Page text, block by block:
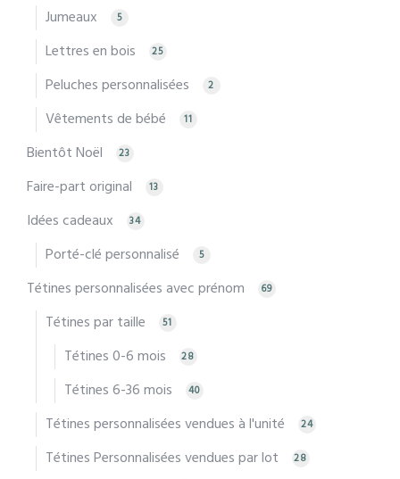
Jumeaux 5
Lettres en bois 25
Peluches personnalisées 2
Vêtements de bébé 11
Bientôt Noël 23
Faire-part original 13
Idées cadeaux 34
Porté-clé personnalisé 5
Tétines personnalisées avec prénom 69
Tétines par taille 51
Tétines 0-6 mois 28
Tétines 6-36 mois 40
Tétines personnalisées vendues à l'unité 24
Tétines Personnalisées vendues par lot 28